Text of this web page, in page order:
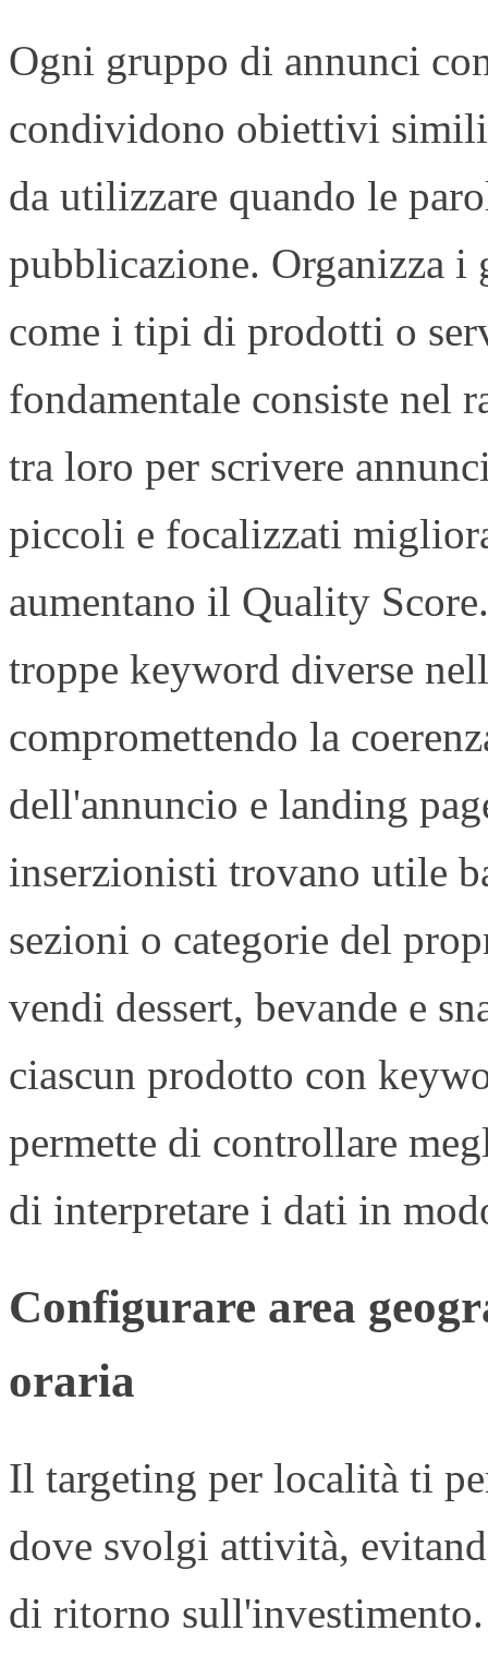
Ogni gruppo di annunci
condividono obiettivi
da utilizzare quando le
pubblicazione. Organizza i
come i tipi di prodotti o
fondamentale consiste nel
tra loro per scrivere
piccoli e focalizzati
aumentano il Quality
troppe keyword diverse
compromettendo la
dell'annuncio e landing
inserzionisti trovano utile
sezioni o categorie del
vendi dessert, bevande e
ciascun prodotto con
permette di controllare
di interpretare i dati in
Configurare area
oraria
Il targeting per località ti
dove svolgi attività,
di ritorno